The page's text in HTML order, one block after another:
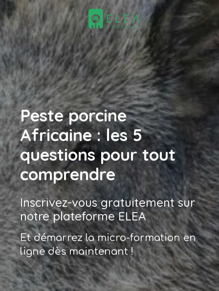
couvertures-peste-porcine
Peste porcine
Africaine : les 5
questions pour tout
comprendre
Inscrivez-vous gratuitement sur
notre plateforme ELEA
Et démarrez la micro-formation en
ligne dès maintenant !